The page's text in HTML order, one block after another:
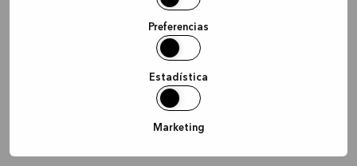
Preferencias
Estadística
Marketing